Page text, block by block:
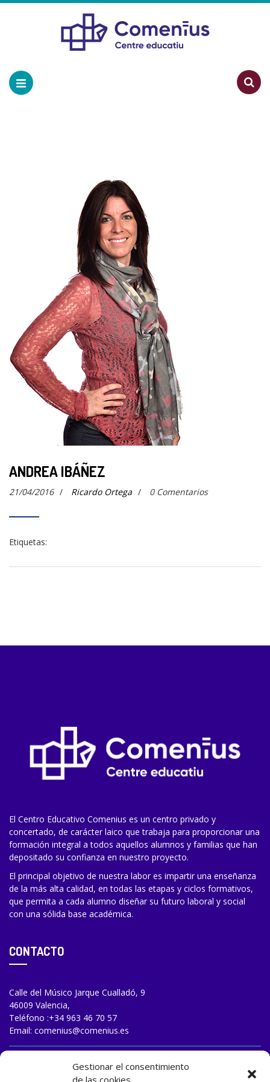
Gestionar el consentimiento
de las cookies
ANDREA IBÁÑEZ
21/04/2016 / Ricardo Ortega / 0 Comentarios
Etiquetas:
El Centro Educativo Comenius es un centro privado y
concertado, de carácter laico que trabaja para proporcionar una
formación integral a todos aquellos alumnos y familias que han
depositado su confianza en nuestro proyecto.
El principal objetivo de nuestra labor es impartir una enseñanza
de la más alta calidad, en todas las etapas y ciclos formativos,
que permita a cada alumno diseñar su futuro laboral y social
con una sólida base académica.
CONTACTO
Calle del Músico Jarque Cualladó, 9
46009 Valencia,
Teléfono :+34 963 46 70 57
Email: comenius@comenius.es